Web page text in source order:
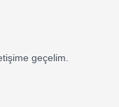
geçelim.